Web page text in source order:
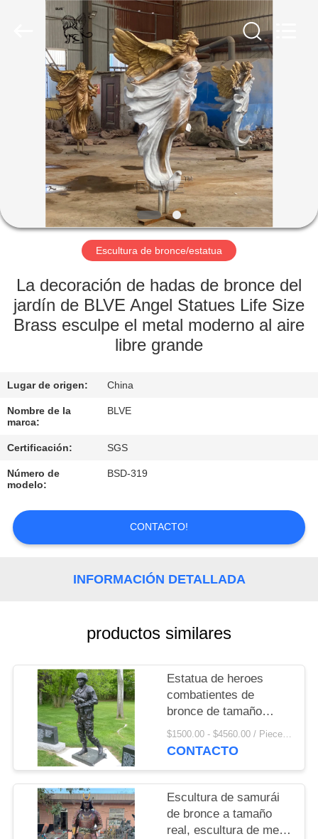
HOGAR
PRODUCTOS
SOBRE
NOSOTROS
VIAJE
LA
FÁBRICA
CALIDAD
MAPA
DEL
SITIO
PRIVACY
Escultura de bronce/estatua
La decoración de hadas de bronce del
jardín de BLVE Angel Statues Life Size
Brass esculpe el metal moderno al aire
libre grande
Lugar de origen: China
Nombre de la
marca:
BLVE
Certificación: SGS
Número de
modelo:
BSD-319
CONTACTO!
INFORMACIÓN DETALLADA
productos similares
Estatua de heroes
combatientes de
bronce de tamaño
natural Cementerio de
mártires Monumento
decorativa al aire libre
$1500.00 - $4560.00 / Piece MOQ:1
CONTACTO
Escultura de samurái
de bronce a tamaño
real, escultura de metal